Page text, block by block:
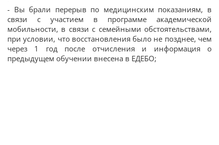
- Вы брали перерыв по медицинским показаниям, в
связи с участием в программе академической
мобильности, в связи с семейными обстоятельствами,
при условии, что восстановления было не позднее, чем
через 1 год после отчисления и информация о
предыдущем обучении внесена в ЕДЕБО;